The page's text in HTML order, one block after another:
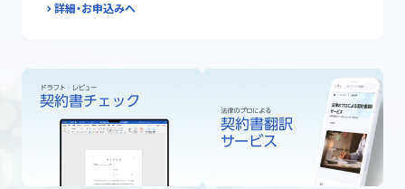
詳細・お申込みへ